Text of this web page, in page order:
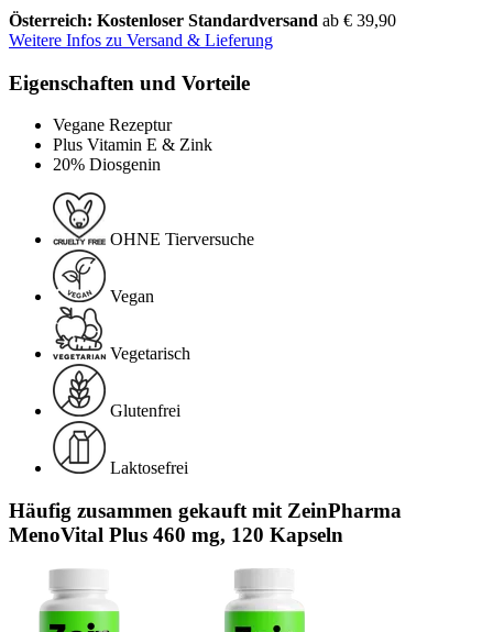
Österreich: Kostenloser Standardversand ab € 39,90
Weitere Infos zu Versand & Lieferung
Eigenschaften und Vorteile
Vegane Rezeptur
Plus Vitamin E & Zink
20% Diosgenin
OHNE Tierversuche
Vegan
Vegetarisch
Glutenfrei
Laktosefrei
Häufig zusammen gekauft mit ZeinPharma
MenoVital Plus 460 mg, 120 Kapseln